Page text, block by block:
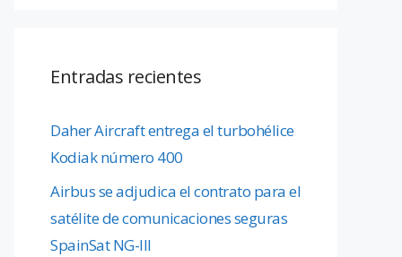
Entradas recientes
Daher Aircraft entrega el turbohélice
Kodiak número 400
Airbus se adjudica el contrato para el
satélite de comunicaciones seguras
SpainSat NG-III